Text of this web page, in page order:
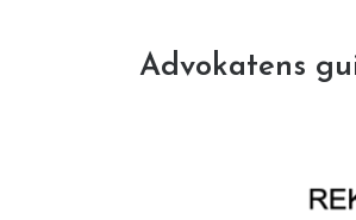
Advokatens